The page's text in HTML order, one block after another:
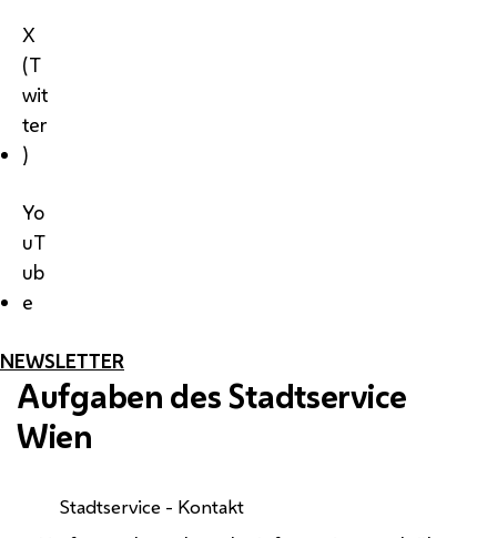
X
(T
wit
ter
)
Yo
uT
ub
e
NEWSLETTER
Aufgaben des Stadtservice
Wien
Stadtservice - Kontakt